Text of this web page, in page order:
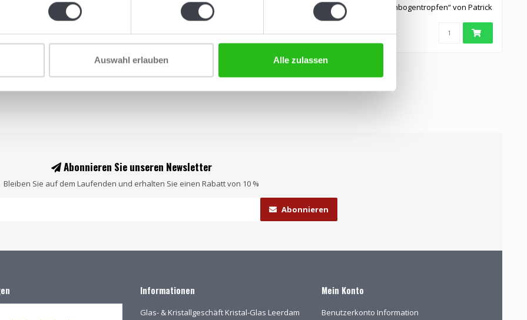
Auswahl erlauben Alle zulassen
Kristal-glas Leerdam entworfe..
„Regenbogentropfen“ von Patrick
Abonnieren Sie unseren Newsletter
Bleiben Sie auf dem Laufenden und erhalten Sie einen Rabatt von 10 %
Abonnieren
Informationen
Glas- & Kristallgeschäft Kristal-Glas Leerdam
Mein Konto
Benutzerkonto Information